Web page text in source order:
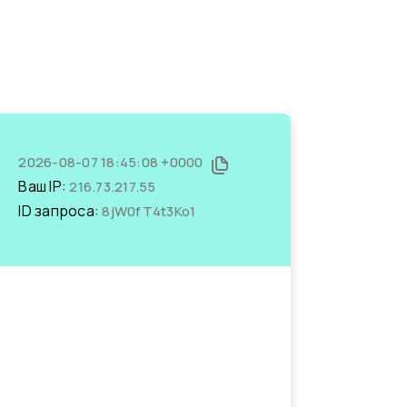
2026-08-07 18:45:08 +0000
Ваш IP:216.73.217.55
ID запроса:8jW0fT4t3Ko1